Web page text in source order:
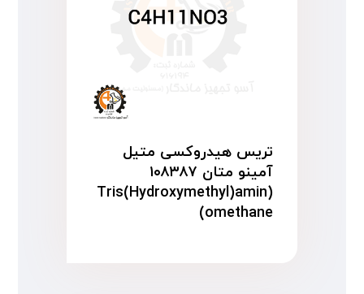
تریس هیدروکسی متیل
آمینو متان ۱۰۸۳۸۷
(Tris(Hydroxymethyl)amin
omethane)